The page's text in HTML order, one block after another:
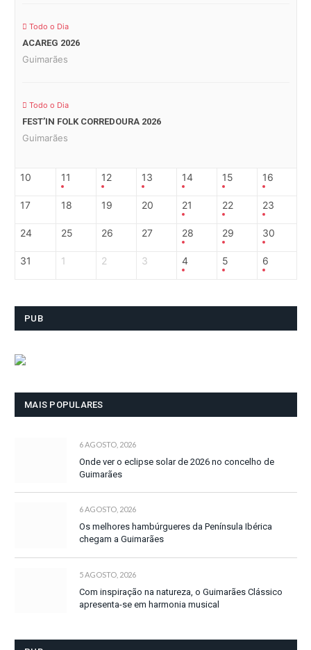
Todo o Dia
ACAREG 2026
Guimarães
Todo o Dia
FEST’IN FOLK CORREDOURA 2026
Guimarães
10 11 12 13 14 15 16
17 18 19 20 21 22 23
24 25 26 27 28 29 30
31 1 2 3 4 5 6
PUB
MAIS POPULARES
6 AGOSTO, 2026
Onde ver o eclipse solar de 2026 no concelho de
Guimarães
6 AGOSTO, 2026
Os melhores hambúrgueres da Península Ibérica
chegam a Guimarães
5 AGOSTO, 2026
Com inspiração na natureza, o Guimarães Clássico
apresenta-se em harmonia musical